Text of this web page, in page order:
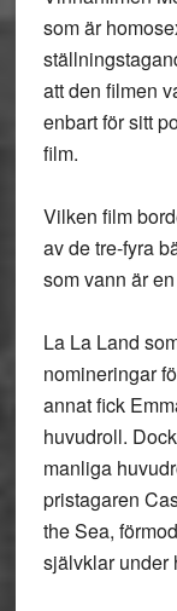
som är
att den filmen
enbart för sitt
film.
Vilken film
av de tre-fyra
som vann är
La La Land
nomineringar
annat fick
huvudroll.
manliga
pristagaren
the Sea,
självklar under